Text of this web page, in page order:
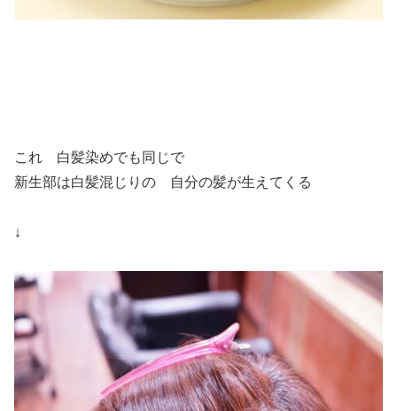
これ 白髪染めでも同じで
新生部は白髪混じりの 自分の髪が生えてくる
↓